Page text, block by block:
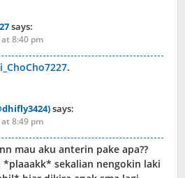
says:
8:40 pm
.
says:
8:49 pm
mau aku anterin pake apa??
*plaaakk* sekalian nengokin laki